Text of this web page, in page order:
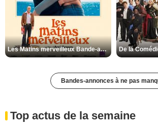
Les Matins merveilleux Bande-annonce VF
Bandes-annonces à ne pas
Top actus de la semaine